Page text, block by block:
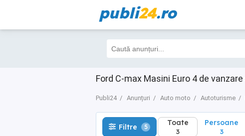
publi24.ro
Ford C-max Masini Euro 4 de
Publi24 Anunțuri Auto moto Autoturisme
Filtre 5 Toate
3
Filtre 5 Toate
3
Persoane
3